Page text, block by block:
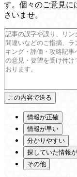
す。個々のご意見に
さいませ。
情報が正確
情報が早い
分かりやすい
探していた情報
その他